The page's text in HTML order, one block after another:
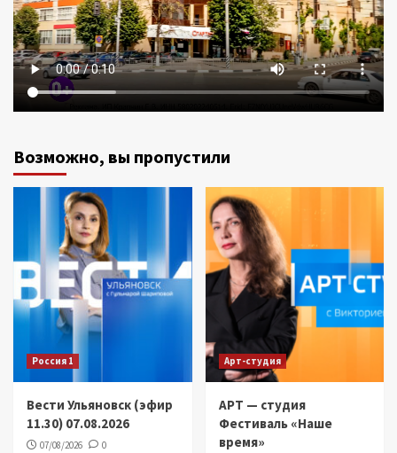
Возможно, вы пропустили
Россия 1
Вести Ульяновск (эфир
11.30) 07.08.2026
07/08/2026 0
Арт-студия
АРТ — студия
Фестиваль «Наше
время»